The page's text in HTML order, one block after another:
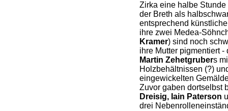
Zirka eine halbe
der Breth als
entsprechend
ihre zwei Medea-
Kramer) sind noch
ihre Mutter pigmentiert
Martin Zehetgrubers
Holzbehältnissen (?)
eingewickelten
Zuvor gaben dortselbst
Dreisig, Iain Paterson
drei